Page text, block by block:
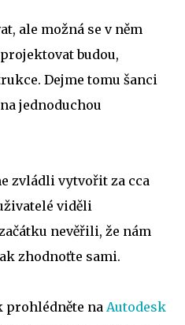
ale možná se v něm
budou,
Dejme tomu šanci
jednoduchou
zvládli vytvořit za cca
viděli
nevěřili, že nám
zhodnoťte sami.
prohlédněte na Autodesk